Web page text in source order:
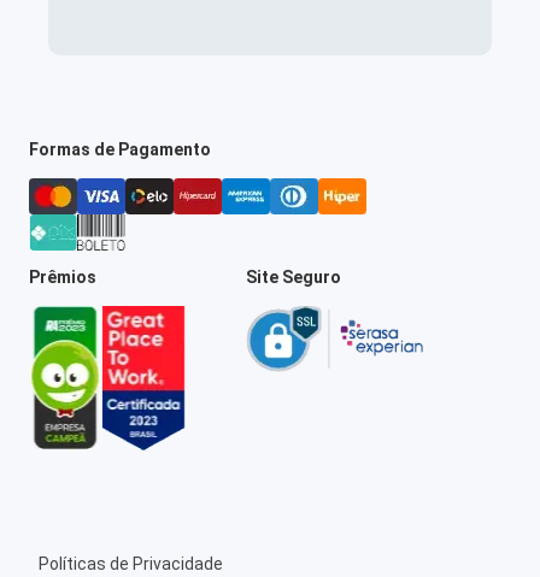
Formas de Pagamento
Prêmios Site Seguro
Políticas de Privacidade